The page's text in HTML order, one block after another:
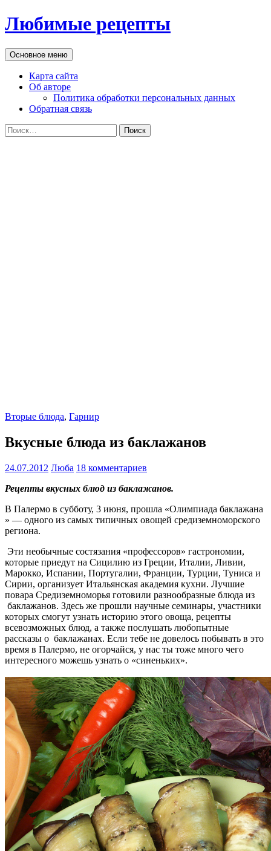
Перейти
к
Любимые рецепты
Поиск
Основное меню
Карта сайта
Об авторе
Политика обработки персональных данных
Обратная связь
Найти:
Вторые блюда, Гарнир
Вкусные блюда из баклажанов
24.07.2012 Люба 18 комментариев
Рецепты вкусных блюд из баклажанов.
В Палермо в субботу, 3 июня, прошла «Олимпиада баклажана
» — одного из самых типичных овощей средиземноморского
региона.
Эти необычные состязания «профессоров» гастрономии,
которые приедут на Сицилию из Греции, Италии, Ливии,
Марокко, Испании, Португалии, Франции, Турции, Туниса и
Сирии, организует Итальянская академия кухни. Лучшие
повара Средиземноморья готовили разнообразные блюда из
баклажанов. Здесь же прошли научные семинары, участники
которых смогут узнать историю этого овоща, рецепты
всевозможных блюд, а также послушать любопытные
рассказы о баклажанах. Если тебе не довелось побывать в это
время в Палермо, не огорчайся, у нас ты тоже много чего
интересного можешь узнать о «синеньких».